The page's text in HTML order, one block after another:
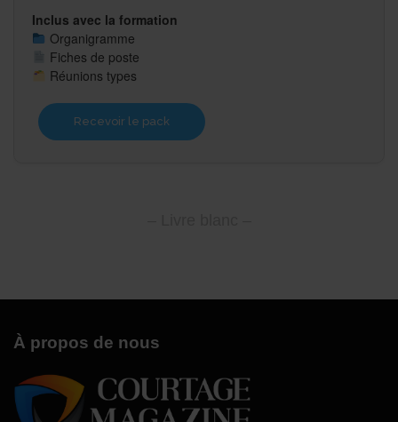
Inclus avec la formation
Organigramme
Fiches de poste
Réunions types
Recevoir le pack
À propos de nous